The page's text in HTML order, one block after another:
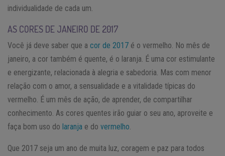
individualidade de cada um.
AS CORES DE JANEIRO DE 2017
Você já deve saber que a cor de 2017 é o vermelho. No mês de
janeiro, a cor também é quente, é o laranja. É uma cor estimulante
e energizante, relacionada à alegria e sabedoria. Mas com menor
relação com o amor, a sensualidade e a vitalidade típicas do
vermelho. É um mês de ação, de aprender, de compartilhar
conhecimento. As cores quentes irão guiar o seu ano, aproveite e
faça bom uso do laranja e do vermelho
Que 2017 seja um ano de muita luz, coragem e paz para todos